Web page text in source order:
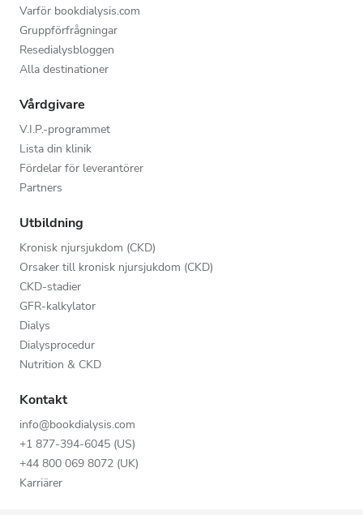
Varför bookdialysis.com
Gruppförfrågningar
Resedialysbloggen
Alla destinationer
Vårdgivare
V.I.P.-programmet
Lista din klinik
Fördelar för leverantörer
Partners
Utbildning
Kronisk njursjukdom (CKD)
Orsaker till kronisk njursjukdom (CKD)
CKD-stadier
GFR-kalkylator
Dialys
Dialysprocedur
Nutrition & CKD
Kontakt
info@bookdialysis.com
+1 877-394-6045 (US)
+44 800 069 8072 (UK)
Karriärer